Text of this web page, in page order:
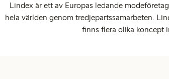
Lindex är ett av Europas ledande
hela världen genom tredjepartssamarbeten.
finns flera olika koncept